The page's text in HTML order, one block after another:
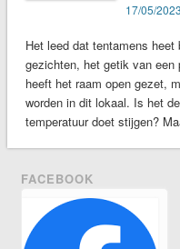
17/05/2023
Het leed dat tentamens
gezichten, het getik van
heeft het raam open gezet,
worden in dit lokaal. Is het
temperatuur doet stijgen?
FACEBOOK